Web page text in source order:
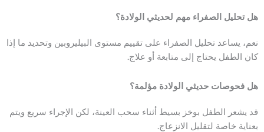
هل تحليل الصفراء مهم لحديثي الولادة؟
نعم، يساعد تحليل الصفراء على تقييم مستوى البيليروبين وتحديد ما إذا
كان الطفل يحتاج إلى متابعة أو علاج.
هل فحوصات حديثي الولادة مؤلمة؟
قد يشعر الطفل بوخز بسيط أثناء سحب العينة، لكن الإجراء سريع ويتم
بعناية خاصة لتقليل الانزعاج.